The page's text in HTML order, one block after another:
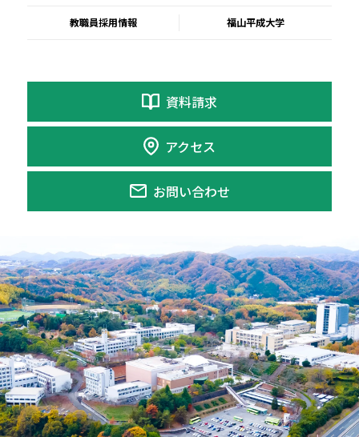
教職員採用情報 福山平成大学
資料請求
アクセス
お問い合わせ